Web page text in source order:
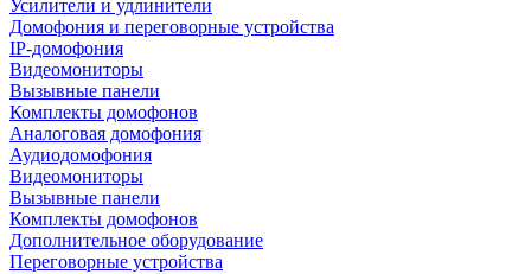
Усилители и удлинители
Домофония и переговорные устройства
IP-домофония
Видеомониторы
Вызывные панели
Комплекты домофонов
Аналоговая домофония
Аудиодомофония
Видеомониторы
Вызывные панели
Комплекты домофонов
Дополнительное оборудование
Переговорные устройства